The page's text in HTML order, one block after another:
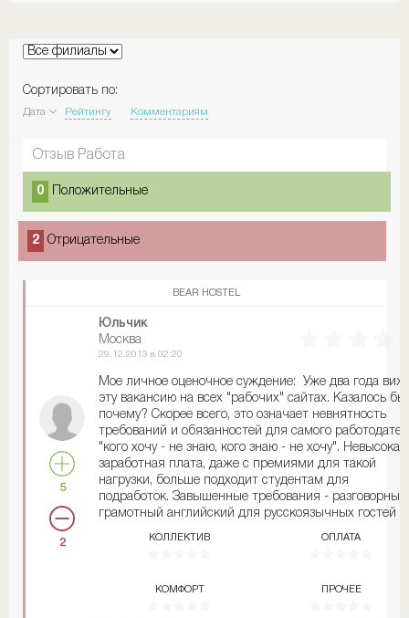
Сортировать по:
Дата Рейтингу Комментариям
Отзыв Работа
0 Положительные
2 Отрицательные
BEAR HOSTEL
5
2
Юльчик
Москва
29.12.2013 в 02:20
Мое личное оценочное суждение: Уже два года
эту вакансию на всех "рабочих" сайтах. Казалось бы,
почему? Скорее всего, это означает невнятность
требований и обязанностей для самого
"кого хочу - не знаю, кого знаю - не хочу". Невысокая
заработная плата, даже с премиями для такой
нагрузки, больше подходит студентам для
подработок. Завышенные требования - разговорный
грамотный английский для русскоязычных гостей
разговорного устного и письменного вместе с
КОЛЛЕКТИВ
КОМФОРТ
ОПЛАТА
ПРОЧЕЕ